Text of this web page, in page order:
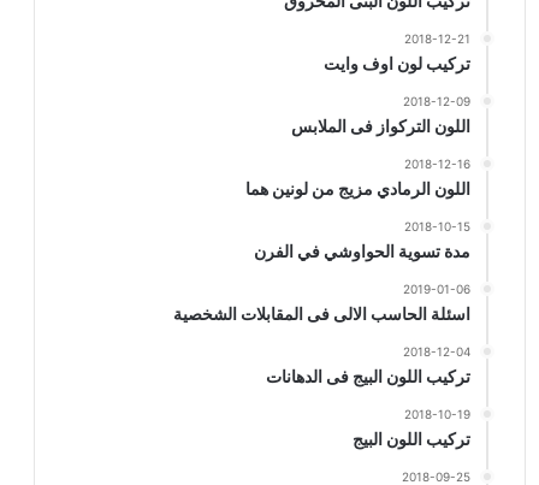
2018-12-21
تركيب لون اوف وايت
2018-12-09
اللون التركواز فى الملابس
2018-12-16
اللون الرمادي مزيج من لونين هما
2018-10-15
مدة تسوية الحواوشي في الفرن
2019-01-06
اسئلة الحاسب الالى فى المقابلات الشخصية
2018-12-04
تركيب اللون البيج فى الدهانات
2018-10-19
تركيب اللون البيج
2018-09-25